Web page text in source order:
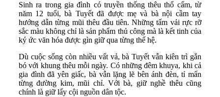
Sinh ra trong gia đình có truyền thống thêu thổ cẩm, từ
năm 12 tuổi, bà Tuyết đã được mẹ và bà nội cầm tay
hướng dẫn từng mũi thêu đầu tiên. Những tấm vải rực rỡ
sắc màu không chỉ là sản phẩm thủ công mà là kết tinh của
ký ức văn hóa được gìn giữ qua từng thế hệ.
Dù cuộc sống còn nhiều vất vả, bà Tuyết vẫn kiên trì gắn
bó với khung thêu mỗi ngày. Có những đêm khuya, khi cả
gia đình đã yên giấc, bà vẫn lặng lẽ bên ánh đèn, tỉ mẩn
từng đường kim, mũi chỉ. Với bà, giữ nghề thêu cũng
chính là giữ lấy cội nguồn dân tộc.